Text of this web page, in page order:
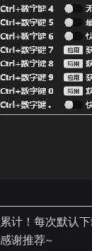
计！每次默认
谢推荐~